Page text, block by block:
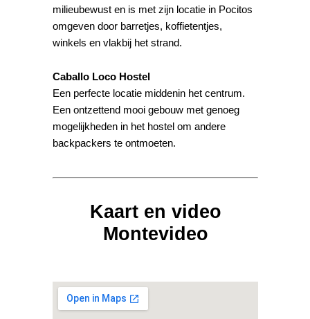
milieubewust en is met zijn locatie in Pocitos
omgeven door barretjes, koffietentjes,
winkels en vlakbij het strand.
Caballo Loco Hostel
Een perfecte locatie middenin het centrum.
Een ontzettend mooi gebouw met genoeg
mogelijkheden in het hostel om andere
backpackers te ontmoeten.
Kaart en video
Montevideo